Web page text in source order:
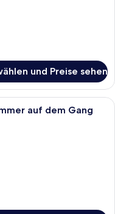
und Preise sehen
mit privatem
auf dem Gang